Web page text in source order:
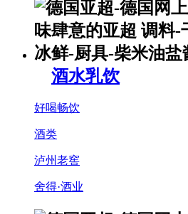
酒水乳饮
好喝畅饮
酒类
泸州老窖
舍得·酒业